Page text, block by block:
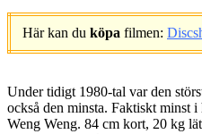
Här kan du köpa filmen:
Under tidigt 1980-tal var den
också den minsta. Faktiskt minst
Weng Weng. 84 cm kort, 20 kg